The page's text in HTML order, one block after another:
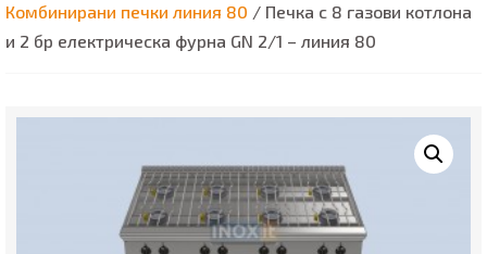
Комбинирани печки линия 80 / Печка с 8 газови котлона
и 2 бр електрическа фурна GN 2/1 – линия 80